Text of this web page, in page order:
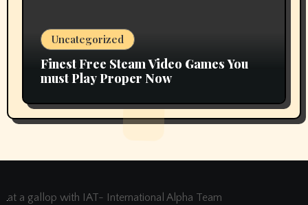
Uncategorized
Finest Free Steam Video Games You
must Play Proper Now
at a gallop with IAT- International Alpha Team